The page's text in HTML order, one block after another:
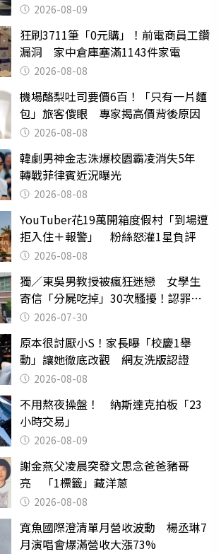
2026-08-09
狂刷3711筆「0元購」！前電商員工鑽
漏洞 家中倉庫塞滿1143件家電
2026-08-08
機場酪梨吐司要價6百！「只有一片麵
包」旅客傻眼 專家揭高價背後原因
2026-08-08
韓劇男神金志洙爆校園霸凌消失5年
轉戰菲律賓近況曝光
2026-08-08
YouTuber花19萬開箱度假村「到場遭
拒入住＋報警」 粉絲怒灌1星負評
2026-08-08
獨／東吳男教授被瘋狂迷戀 女學生
寄信「分屍吃掉」30次騷擾！認罪免
關 2026-07-30
原本很討厭小S！家長曝「校慶1舉
動」讓她徹底改觀 網友洗版認證
2026-08-08
不用熬夜操盤！ 納斯達克拍板「23
小時交易」
2026-08-09
謝金燕父凌晨突發文思念爸爸豬哥
亮 「1標籤」藏洋蔥
2026-08-08
寬魚國際澄清單月營收波動 楊丞琳7
月演唱會爆滿營收大漲73%